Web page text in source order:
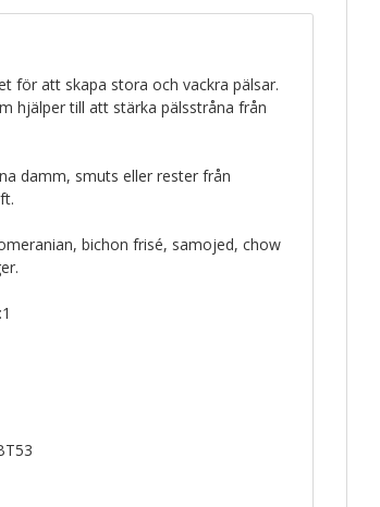
för att skapa stora och vackra pälsar.
hjälper till att stärka pälsstråna från
damm, smuts eller rester från
bichon frisé, samojed, chow